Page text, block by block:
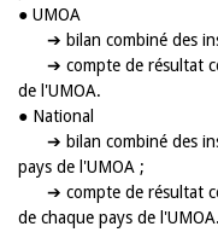
● UMOA
➔ bilan combiné des
➔ compte de résultat
de l'UMOA.
● National
➔ bilan combiné des
pays de l'UMOA ;
➔ compte de résultat
de chaque pays de l'UMOA.